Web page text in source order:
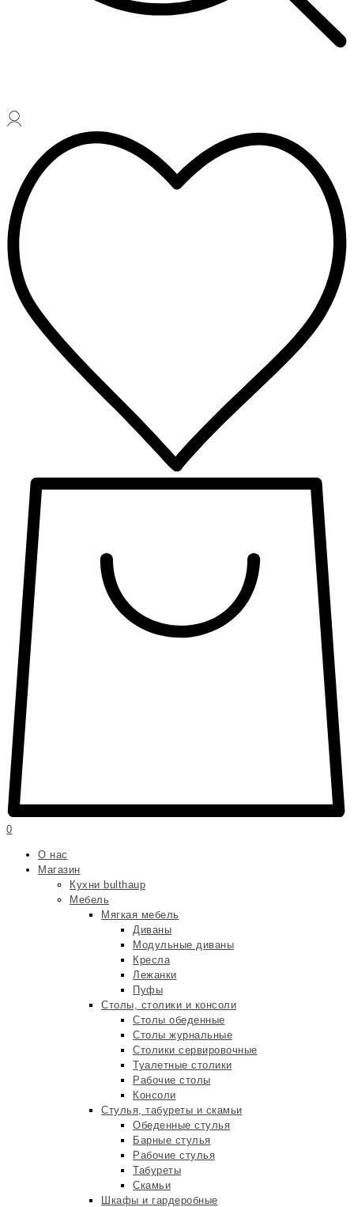
0
О нас
Магазин
Кухни bulthaup
Мебель
Мягкая мебель
Диваны
Модульные диваны
Кресла
Лежанки
Пуфы
Столы, столики и консоли
Столы обеденные
Столы журнальные
Столики сервировочные
Туалетные столики
Рабочие столы
Консоли
Стулья, табуреты и скамьи
Обеденные стулья
Барные стулья
Рабочие стулья
Табуреты
Скамьи
Шкафы и гардеробные